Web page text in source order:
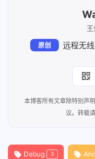
原创
本博客所有文章除特别声
议。转载
Debug 3